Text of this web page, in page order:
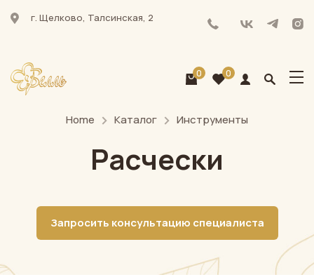
г. Щелково, Талсинская, 2
0 0
Home Каталог Инструменты
Расчески
Запросить консультацию специалиста